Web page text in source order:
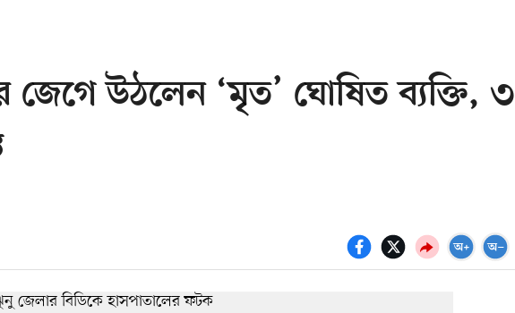
জেগে উঠলেন ‘মৃত’ ঘোষিত ব্যক্তি, ৩